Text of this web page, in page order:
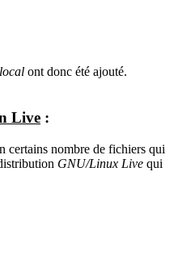
local ont donc été ajouté.
Live :
certains nombre de fichiers qui
GNU/Linux Live qui